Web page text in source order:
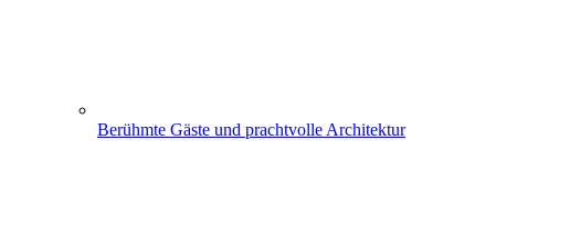
Berühmte Gäste und prachtvolle Architektur